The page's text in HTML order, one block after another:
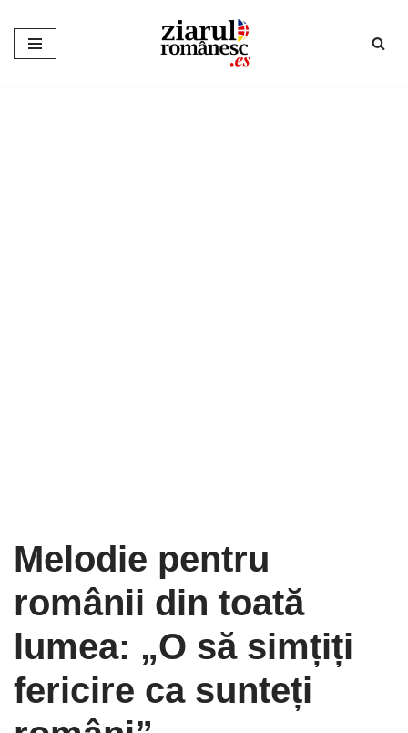
Sari
Melodie pentru
românii din toată
lumea: „O să simțiți
fericire ca sunteți